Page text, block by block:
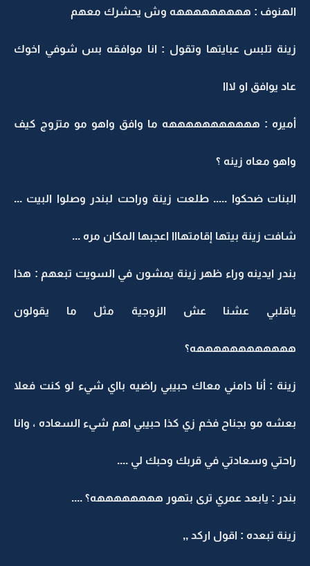
الهنوف : هههههههههه وش يحشرك معهم
زينة تلبس عبايتها وتقول : انا موافقه بس شوفي اخوك
عاد يوافق او لااا
أميره : هههههههههههه ما وافق واهو مو متزوج كيف
واهو معاه زينه ؟
البنات ضحكوا ..... طلعت زينة وراحت لبندر وصلوا البيت ...
شافت زينة بيتها إقامتهااا اعجبها المكان مره ...
بندر ايدينه وراء ظهر زينة يمشون في السويت تبعهم : هذا
ياقلبي عشنا عش الزوجية مثل ما يقولون
ههههههههههههه؟
زينة : أنا دامني معاك حبيبي راضيه بااي شيء لو كنت فعلا
بعشه مو بجناح فخم زي كذا حبيبي اهم شيء السعاده ، وانا
راحتي وسعادتي في قربك وحبك لي ....
بندر : يابعد عمري ترى بتهور ههههههههه؟ ....
زينة تبعده : اقول اركد ,,